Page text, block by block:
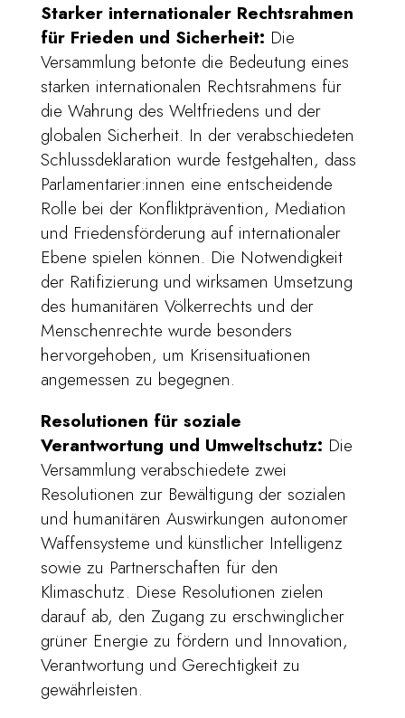
Starker internationaler Rechtsrahmen
für Frieden und Sicherheit: Die
Versammlung betonte die Bedeutung eines
starken internationalen Rechtsrahmens für
die Wahrung des Weltfriedens und der
globalen Sicherheit. In der verabschiedeten
Schlussdeklaration wurde festgehalten, dass
Parlamentarier:innen eine entscheidende
Rolle bei der Konfliktprävention, Mediation
und Friedensförderung auf internationaler
Ebene spielen können. Die Notwendigkeit
der Ratifizierung und wirksamen Umsetzung
des humanitären Völkerrechts und der
Menschenrechte wurde besonders
hervorgehoben, um Krisensituationen
angemessen zu begegnen.
Resolutionen für soziale
Verantwortung und Umweltschutz: Die
Versammlung verabschiedete zwei
Resolutionen zur Bewältigung der sozialen
und humanitären Auswirkungen autonomer
Waffensysteme und künstlicher Intelligenz
sowie zu Partnerschaften für den
Klimaschutz. Diese Resolutionen zielen
darauf ab, den Zugang zu erschwinglicher
grüner Energie zu fördern und Innovation,
Verantwortung und Gerechtigkeit zu
gewährleisten.